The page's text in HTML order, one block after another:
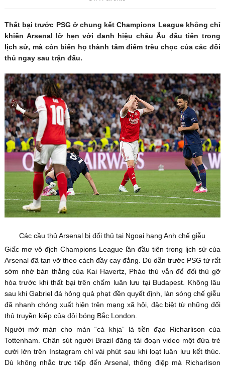
Thất bại trước PSG ở chung kết Champions League không chỉ
khiến Arsenal lỡ hẹn với danh hiệu châu Âu đầu tiên trong
lịch sử, mà còn biến họ thành tâm điểm trêu chọc của các đối
thủ ngay sau trận đấu.
Các cầu thủ Arsenal bị đối thủ tại Ngoại hạng Anh chế giễu
Giấc mơ vô địch Champions League lần đầu tiên trong lịch sử của
Arsenal đã tan vỡ theo cách đầy cay đắng. Dù dẫn trước PSG từ rất
sớm nhờ bàn thắng của Kai Havertz, Pháo thủ vẫn để đối thủ gỡ
hòa trước khi thất bại trên chấm luân lưu tại Budapest. Không lâu
sau khi Gabriel đá hỏng quả phạt đền quyết định, làn sóng chế giễu
đã nhanh chóng xuất hiện trên mạng xã hội, đặc biệt từ những đối
thủ truyền kiếp của đội bóng Bắc London.
Người mở màn cho màn “cà khịa” là tiền đạo Richarlison của
Tottenham. Chân sút người Brazil đăng tải đoạn video một đứa trẻ
cười lớn trên Instagram chỉ vài phút sau khi loạt luân lưu kết thúc.
Dù không nhắc trực tiếp đến Arsenal, thông điệp mà Richarlison